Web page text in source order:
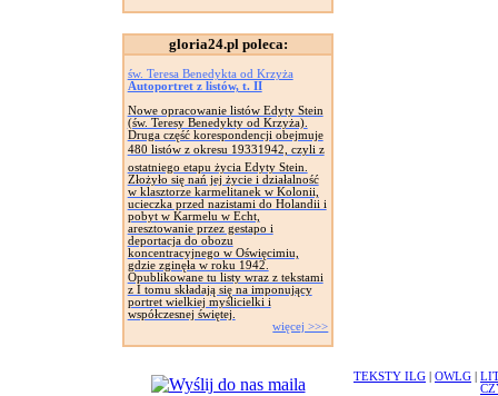
gloria24.pl poleca:
św. Teresa Benedykta od Krzyża
Autoportret z listów, t. II
Nowe opracowanie listów Edyty Stein
(św. Teresy Benedykty od Krzyża).
Druga część korespondencji obejmuje
480 listów z okresu 19331942, czyli z
ostatniego etapu życia Edyty Stein.
Złożyło się nań jej życie i działalność
w klasztorze karmelitanek w Kolonii,
ucieczka przed nazistami do Holandii i
pobyt w Karmelu w Echt,
aresztowanie przez gestapo i
deportacja do obozu
koncentracyjnego w Oświęcimiu,
gdzie zginęła w roku 1942.
Opublikowane tu listy wraz z tekstami
z I tomu składają się na imponujący
portret wielkiej myślicielki i
współczesnej świętej.
więcej >>>
TEKSTY ILG OWLG